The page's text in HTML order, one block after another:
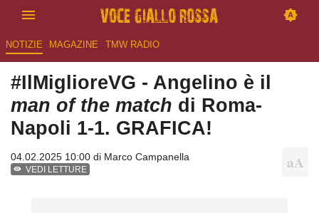
NOTIZIE MAGAZINE TMW RADIO
#IlMiglioreVG - Angelino è il
man of the match di Roma-
Napoli 1-1. GRAFICA!
04.02.2025 10:00 di Marco Campanella
VEDI LETTURE